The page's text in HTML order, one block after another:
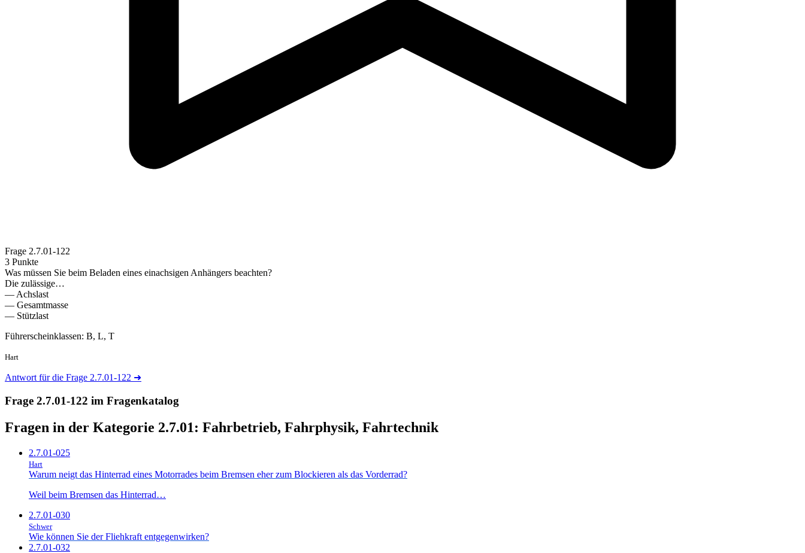
Frage 2.7.01-122
3 Punkte
Was müssen Sie beim Beladen eines einachsigen Anhängers beachten?
Die zulässige…
— Achslast
— Gesamtmasse
— Stützlast
Führerscheinklassen: B, L, T
Hart
Antwort für die Frage 2.7.01-122 ➜
Frage 2.7.01-122 im Fragenkatalog
Fragen in der Kategorie 2.7.01: Fahrbetrieb, Fahrphysik, Fahrtechnik
2.7.01-025
Hart
Warum neigt das Hinterrad eines Motorrades beim Bremsen eher zum Blockieren als das Vorderrad?
Weil beim Bremsen das Hinterrad…
2.7.01-030
Schwer
Wie können Sie der Fliehkraft entgegenwirken?
2.7.01-032